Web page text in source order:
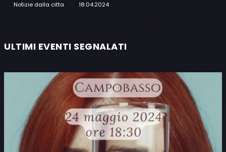
Notizie dalla citta 18.04.2024
ULTIMI EVENTI SEGNALATI